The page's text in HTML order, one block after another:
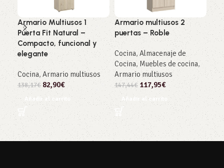
Armario Multiusos 1
Puerta Fit Natural –
Compacto, funcional y
elegante
Cocina, Armario multiusos
138,17€ 82,90€
Añadir al carrito
Armario multiusos 2
puertas – Roble
Cocina,Almacenaje de
Cocina, Muebles de cocina,
Armario multiusos
147,44€ 117,95€
Añadir al carrito